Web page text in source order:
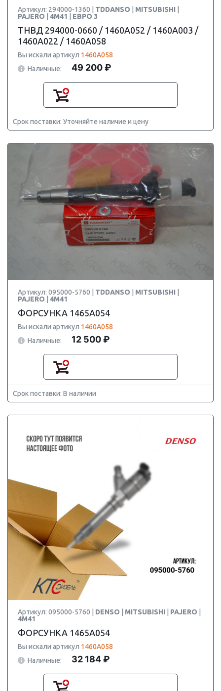
Артикул: 294000-1360 | TDDANSO MITSUBISHI
PAJERO
4M41 ЕВРО 3
ТНВД 294000-0660 / 1460A052 / 1460A003 /
1460A022 / 1460A058
Вы искали артикул 1460A058
Наличные:
49 200 ₽
Срок поставки: Уточняйте наличие и цену
Артикул: 095000-5760 | TDDANSO MITSUBISHI
PAJERO
4M41
ФОРСУНКА 1465A054
Вы искали артикул 1460A058
Наличные:
12 500 ₽
Срок поставки: В наличии
Артикул: 095000-5760 | DENSO MITSUBISHI PAJERO
4M41
ФОРСУНКА 1465A054
Вы искали артикул 1460A058
Наличные:
32 184 ₽